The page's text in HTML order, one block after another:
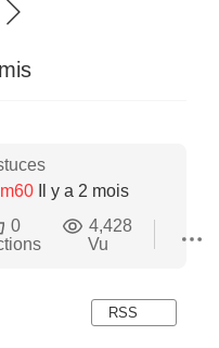
Il y a 2 mois
0
4,428
Vu
RSS